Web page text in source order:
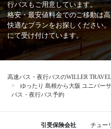
行バスもご用意しています。
格安・最安値料金でのご移動は
快適なプランをお探しください
にて受け付けています。
高速バス・夜行バスのWILLER TRAVEL
ゆったり 島根から大阪 ユニバー
バス・夜行バス予約
引受保険会社 チュー